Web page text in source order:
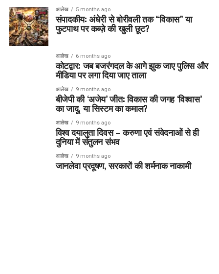
आलेख 5 months ago
संपादकीय: अंधेरी से बोरीवली तक “विकास” या
फुटपाथ पर कब्ज़े की खुली छूट?
आलेख 6 months ago
कोटद्वार: जब बजरंगदल के आगे झुक जाए पुलिस और
मीडिया पर लगा दिया जाए ताला
आलेख 9 months ago
बीजेपी की ‘अजेय’ जीत: विकास की जगह ‘विश्वास’
का जादू, या सिस्टम का कमाल?
आलेख 9 months ago
विश्व दयालुता दिवस – करुणा एवं संवेदनाओं से ही
दुनिया में संतुलन संभव
आलेख 9 months ago
जानलेवा प्रदूषण, सरकारों की शर्मनाक नाकामी